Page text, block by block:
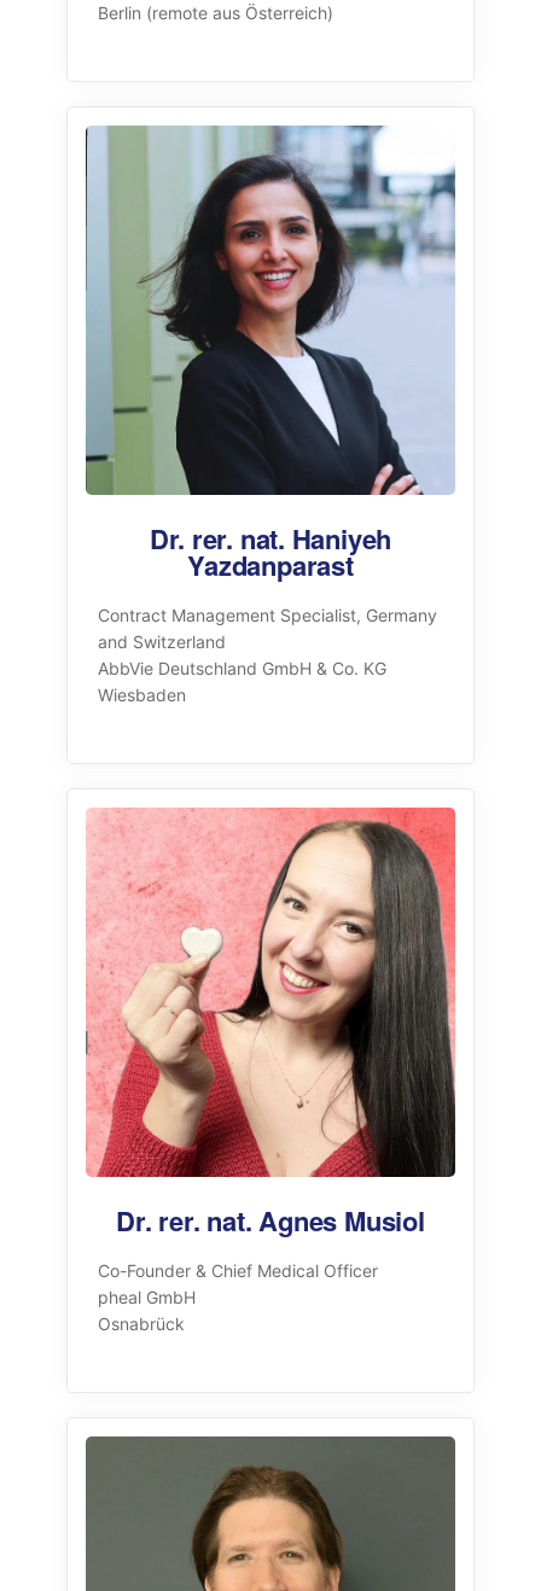
Berlin (remote aus Österreich)
Dr. rer. nat. Haniyeh
Yazdanparast
Contract Management Specialist, Germany
and Switzerland
AbbVie Deutschland GmbH & Co. KG
Wiesbaden
Dr. rer. nat. Agnes Musiol
Co-Founder & Chief Medical Officer
pheal GmbH
Osnabrück